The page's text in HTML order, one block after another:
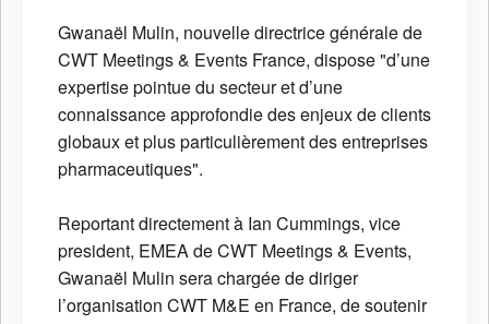
Gwanaël Mulin, nouvelle directrice générale de
CWT Meetings & Events France, dispose "d’une
expertise pointue du secteur et d’une
connaissance approfondie des enjeux de clients
globaux et plus particulièrement des entreprises
pharmaceutiques".
Reportant directement à Ian Cummings, vice
president, EMEA de CWT Meetings & Events,
Gwanaël Mulin sera chargée de diriger
l’organisation CWT M&E en France, de soutenir